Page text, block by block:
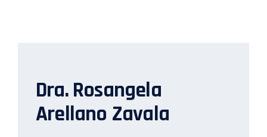
Dra. Rosangela
Arellano Zavala